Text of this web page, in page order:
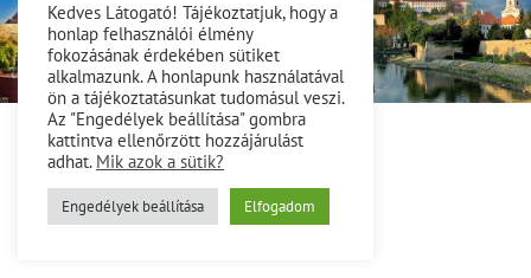
Kedves Látogató! Tájékoztatjuk, hogy a
honlap felhasználói élmény
fokozásának érdekében sütiket
alkalmazunk. A honlapunk használatával
ön a tájékoztatásunkat tudomásul veszi.
Az "Engedélyek beállítása" gombra
kattintva ellenőrzött hozzájárulást
adhat. Mik azok a sütik?
Engedélyek beállítása Elfogadom